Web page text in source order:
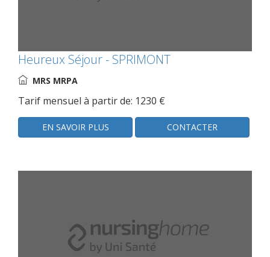
Heureux Séjour - SPRIMONT
MRS MRPA
Tarif mensuel à partir de: 1230 €
EN SAVOIR PLUS CONTACTER